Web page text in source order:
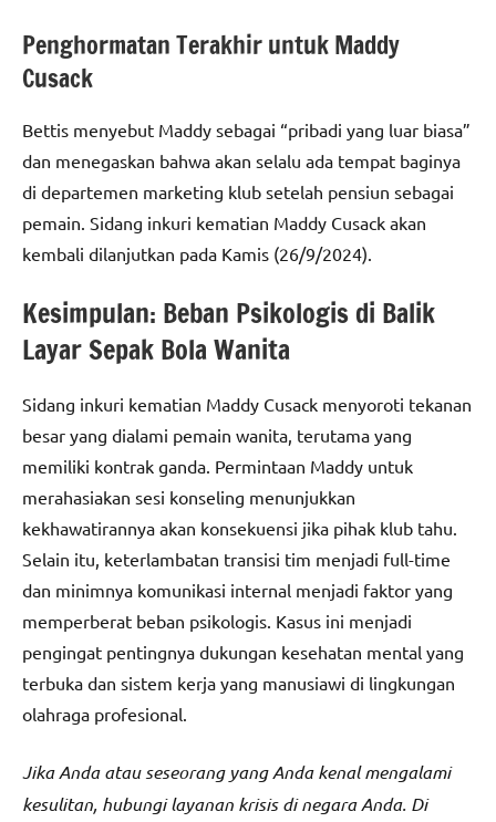
Penghormatan Terakhir untuk Maddy
Cusack
Bettis menyebut Maddy sebagai “pribadi yang luar biasa”
dan menegaskan bahwa akan selalu ada tempat baginya
di departemen marketing klub setelah pensiun sebagai
pemain. Sidang inkuri kematian Maddy Cusack akan
kembali dilanjutkan pada Kamis (26/9/2024).
Kesimpulan: Beban Psikologis di Balik
Layar Sepak Bola Wanita
Sidang inkuri kematian Maddy Cusack menyoroti tekanan
besar yang dialami pemain wanita, terutama yang
memiliki kontrak ganda. Permintaan Maddy untuk
merahasiakan sesi konseling menunjukkan
kekhawatirannya akan konsekuensi jika pihak klub tahu.
Selain itu, keterlambatan transisi tim menjadi full-time
dan minimnya komunikasi internal menjadi faktor yang
memperberat beban psikologis. Kasus ini menjadi
pengingat pentingnya dukungan kesehatan mental yang
terbuka dan sistem kerja yang manusiawi di lingkungan
olahraga profesional.
Jika Anda atau seseorang yang Anda kenal mengalami
kesulitan, hubungi layanan krisis di negara Anda. Di